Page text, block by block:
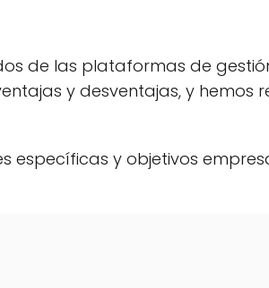
de las plataformas de
y desventajas, y hemos
específicas y objetivos